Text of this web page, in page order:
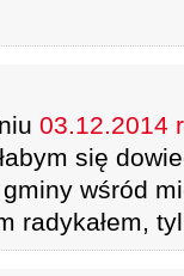
03.12.2014
się
wśród
radykałem,